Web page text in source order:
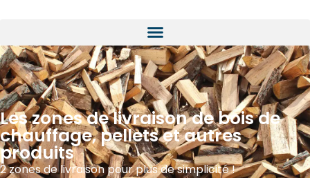
Les zones de livraison de bois de
chauffage, pellets et autres
produits
2 zones de livraison pour plus de simplicité !